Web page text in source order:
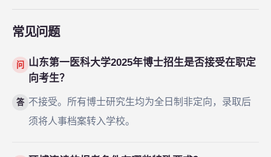
常见问题
问
山东第一医科大学2025年博士招生是否接受在职定
向考生？
答 不接受。所有博士研究生均为全日制非定向，录取后
须将人事档案转入学校。